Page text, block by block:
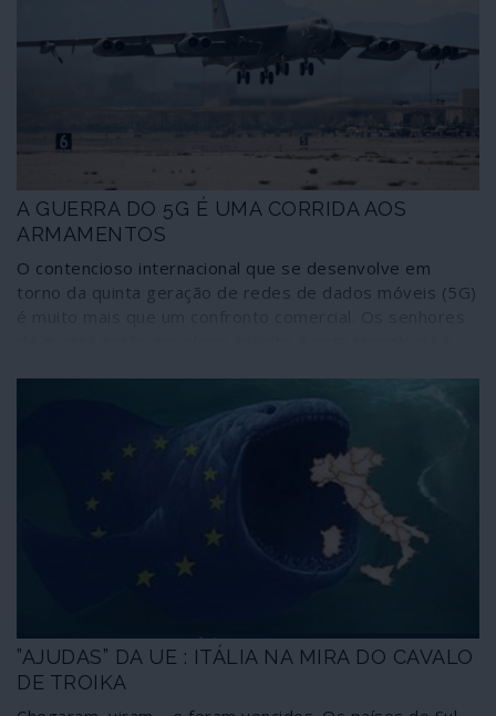
território, o que viola o compromisso assumido. Na
verdade, trata-se de uma certa forma displicente de
olhar a legalidade internacional muito corrente entre
Estados membros de instituições como a NATO e a
União Europeia. Sendo o caso de Itália, como muito bem
sabemos, não a excepção mas sim a regra.
A GUERRA DO 5G É UMA CORRIDA AOS
ARMAMENTOS
O contencioso internacional que se desenvolve em
torno da quinta geração de redes de dados móveis (5G)
militares de ataque cada vez mais eficazes e letais sem
necessidade de investirem, da sua parte, em vidas
humanas. Os sistemas 5G são fundamentais para a
“guerra inteligente”, novo campo de corrida aos
armamentos daqueles que apenas sabem utilizar a força
para resolver os seus problemas, defender os seus
interesses e intimidar adversários.
”AJUDAS” DA UE : ITÁLIA NA MIRA DO CAVALO
DE TROIKA